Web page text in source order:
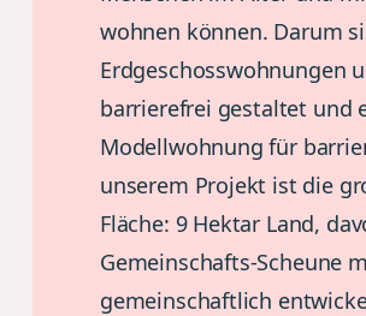
wohnen können. Darum
Erdgeschosswohnungen
barrierefrei gestaltet und
Modellwohnung für
unserem Projekt ist die
Fläche: 9 Hektar Land,
Gemeinschafts-Scheune
gemeinschaftlich